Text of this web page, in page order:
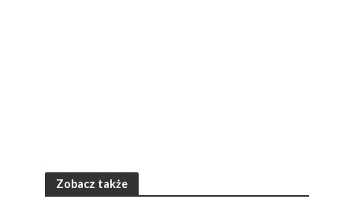
Zobacz także